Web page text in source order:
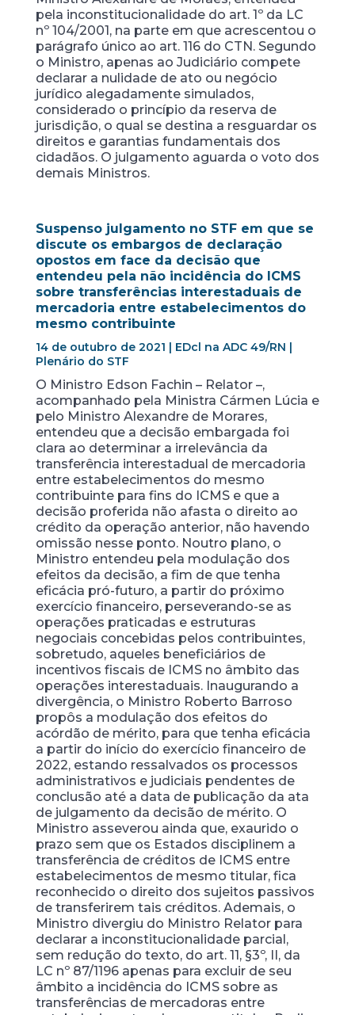
pela inconstitucionalidade do art. 1º da LC
nº 104/2001, na parte em que acrescentou o
parágrafo único ao art. 116 do CTN. Segundo
o Ministro, apenas ao Judiciário compete
declarar a nulidade de ato ou negócio
jurídico alegadamente simulados,
considerado o princípio da reserva de
jurisdição, o qual se destina a resguardar os
direitos e garantias fundamentais dos
cidadãos. O julgamento aguarda o voto dos
demais Ministros.
Suspenso julgamento no STF em que se
discute os embargos de declaração
opostos em face da decisão que
entendeu pela não incidência do ICMS
sobre transferências interestaduais de
mercadoria entre estabelecimentos do
mesmo contribuinte
14 de outubro de 2021 | EDcl na ADC 49/RN |
Plenário do STF
O Ministro Edson Fachin – Relator –,
acompanhado pela Ministra Cármen Lúcia e
pelo Ministro Alexandre de Morares,
entendeu que a decisão embargada foi
clara ao determinar a irrelevância da
transferência interestadual de mercadoria
entre estabelecimentos do mesmo
contribuinte para fins do ICMS e que a
decisão proferida não afasta o direito ao
crédito da operação anterior, não havendo
omissão nesse ponto. Noutro plano, o
Ministro entendeu pela modulação dos
efeitos da decisão, a fim de que tenha
eficácia pró-futuro, a partir do próximo
exercício financeiro, perseverando-se as
operações praticadas e estruturas
negociais concebidas pelos contribuintes,
sobretudo, aqueles beneficiários de
incentivos fiscais de ICMS no âmbito das
operações interestaduais. Inaugurando a
divergência, o Ministro Roberto Barroso
propôs a modulação dos efeitos do
acórdão de mérito, para que tenha eficácia
a partir do início do exercício financeiro de
2022, estando ressalvados os processos
administrativos e judiciais pendentes de
conclusão até a data de publicação da ata
de julgamento da decisão de mérito. O
Ministro asseverou ainda que, exaurido o
prazo sem que os Estados disciplinem a
transferência de créditos de ICMS entre
estabelecimentos de mesmo titular, fica
reconhecido o direito dos sujeitos passivos
de transferirem tais créditos. Ademais, o
Ministro divergiu do Ministro Relator para
declarar a inconstitucionalidade parcial,
sem redução do texto, do art. 11, §3º, II, da
LC nº 87/1196 apenas para excluir de seu
âmbito a incidência do ICMS sobre as
transferências de mercadoras entre